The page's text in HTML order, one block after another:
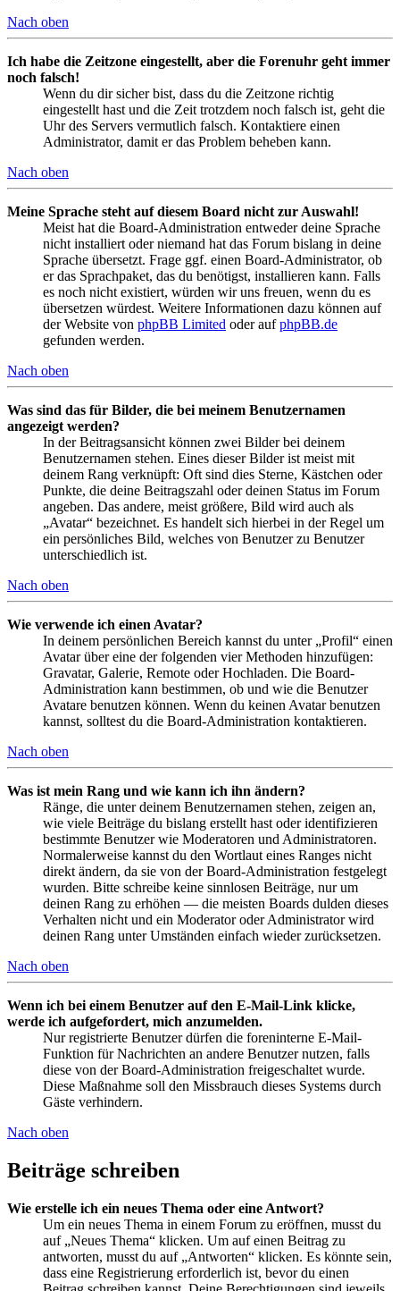
Nach oben
Ich habe die Zeitzone eingestellt, aber die Forenuhr geht immer
noch falsch!
Wenn du dir sicher bist, dass du die Zeitzone richtig
eingestellt hast und die Zeit trotzdem noch falsch ist, geht die
Uhr des Servers vermutlich falsch. Kontaktiere einen
Administrator, damit er das Problem beheben kann.
Nach oben
Meine Sprache steht auf diesem Board nicht zur Auswahl!
Meist hat die Board-Administration entweder deine Sprache
nicht installiert oder niemand hat das Forum bislang in deine
Sprache übersetzt. Frage ggf. einen Board-Administrator, ob
er das Sprachpaket, das du benötigst, installieren kann. Falls
es noch nicht existiert, würden wir uns freuen, wenn du es
übersetzen würdest. Weitere Informationen dazu können auf
der Website von phpBB Limited oder aufphpBB.de
gefunden werden.
Nach oben
Was sind das für Bilder, die bei meinem Benutzernamen
angezeigt werden?
In der Beitragsansicht können zwei Bilder bei deinem
Benutzernamen stehen. Eines dieser Bilder ist meist mit
deinem Rang verknüpft: Oft sind dies Sterne, Kästchen oder
Punkte, die deine Beitragszahl oder deinen Status im Forum
angeben. Das andere, meist größere, Bild wird auch als
„Avatar“ bezeichnet. Es handelt sich hierbei in der Regel um
ein persönliches Bild, welches von Benutzer zu Benutzer
unterschiedlich ist.
Nach oben
Wie verwende ich einen Avatar?
In deinem persönlichen Bereich kannst du unter „Profil“ einen
Avatar über eine der folgenden vier Methoden hinzufügen:
Gravatar, Galerie, Remote oder Hochladen. Die Board-
Administration kann bestimmen, ob und wie die Benutzer
Avatare benutzen können. Wenn du keinen Avatar benutzen
kannst, solltest du die Board-Administration kontaktieren.
Nach oben
Was ist mein Rang und wie kann ich ihn ändern?
Ränge, die unter deinem Benutzernamen stehen, zeigen an,
wie viele Beiträge du bislang erstellt hast oder identifizieren
bestimmte Benutzer wie Moderatoren und Administratoren.
Normalerweise kannst du den Wortlaut eines Ranges nicht
direkt ändern, da sie von der Board-Administration festgelegt
wurden. Bitte schreibe keine sinnlosen Beiträge, nur um
deinen Rang zu erhöhen — die meisten Boards dulden dieses
Verhalten nicht und ein Moderator oder Administrator wird
deinen Rang unter Umständen einfach wieder zurücksetzen.
Nach oben
Wenn ich bei einem Benutzer auf den E-Mail-Link klicke,
werde ich aufgefordert, mich anzumelden.
Nur registrierte Benutzer dürfen die foreninterne E-Mail-
Funktion für Nachrichten an andere Benutzer nutzen, falls
diese von der Board-Administration freigeschaltet wurde.
Diese Maßnahme soll den Missbrauch dieses Systems durch
Gäste verhindern.
Nach oben
Beiträge schreiben
Wie erstelle ich ein neues Thema oder eine Antwort?
Um ein neues Thema in einem Forum zu eröffnen, musst du
auf „Neues Thema“ klicken. Um auf einen Beitrag zu
antworten, musst du auf „Antworten“ klicken. Es könnte sein,
dass eine Registrierung erforderlich ist, bevor du einen